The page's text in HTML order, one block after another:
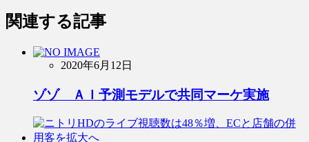
関連する記事
2020年6月12日
ゾゾ ＡＩ予測モデルで共同マーケ実施